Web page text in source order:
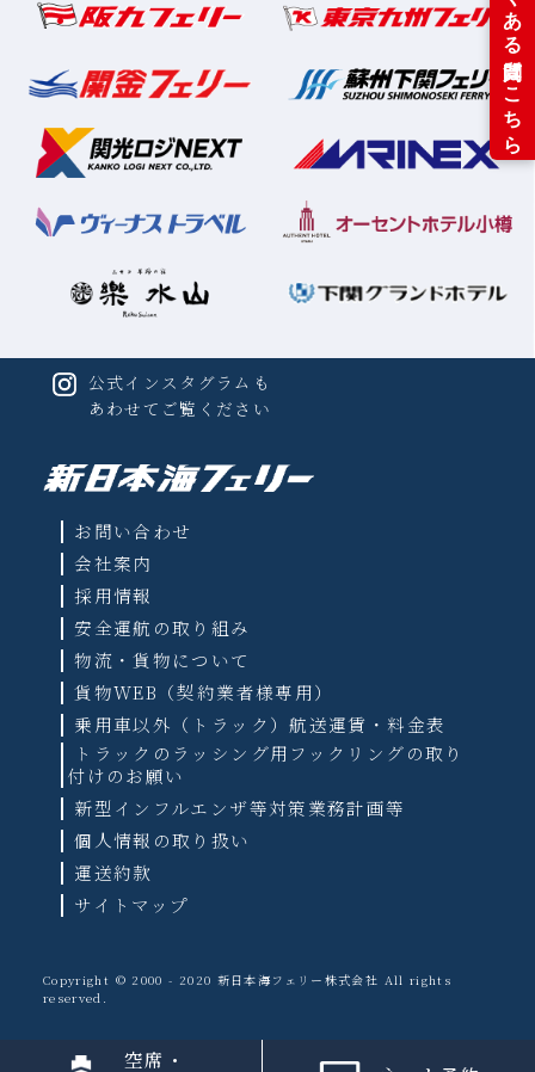
お問い合わせ
会社案内
採用情報
安全運航の取り組み
物流・貨物について
貨物WEB（契約業者様専用）
乗用車以外（トラック）航送運賃・料金表
トラックのラッシング用フックリングの取り
付けのお願い
新型インフルエンザ等対策業務計画等
個人情報の取り扱い
運送約款
サイトマップ
Copyright © 2000 - 2020 新日本海フェリー株式会社 All rights
reserved.
公式インスタグラムも
あわせてご覧ください
空席・